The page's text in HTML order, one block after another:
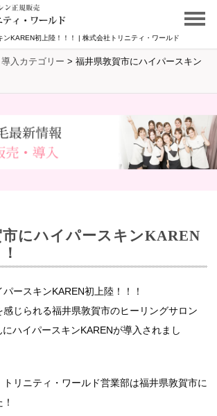
ンKAREN初上陸！！！ | 株式会社トリニティ・ワールド
入カテゴリー > 福井県敦賀市にハイパースキン
市にハイパースキンKAREN
ースキンKAREN初上陸！！！
じられる福井県敦賀市のヒーリングサロン
ハイパースキンKARENが導入されまし
リニティ・ワールド営業部は福井県敦賀市に